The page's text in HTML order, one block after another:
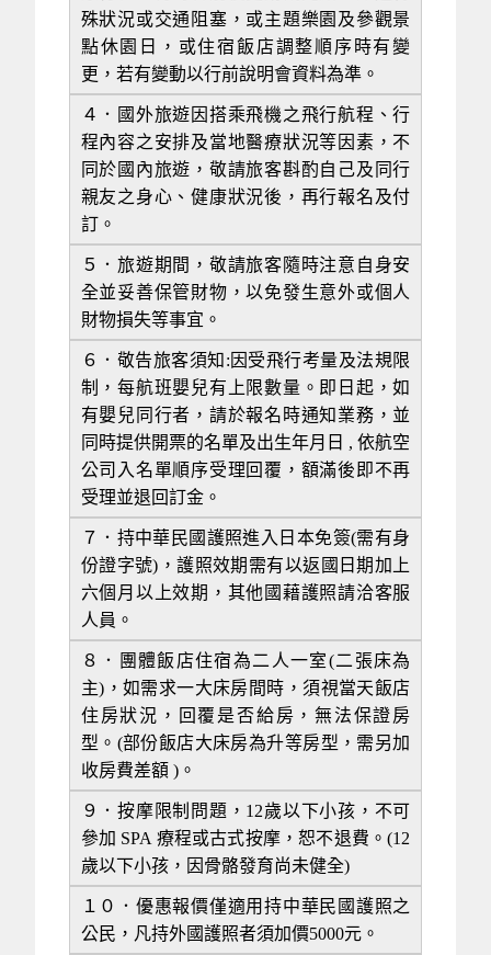
殊狀況或交通阻塞，或主題樂園及參觀景
點休園日，或住宿飯店調整順序時有變
更，若有變動以行前說明會資料為準。
４． 國外旅遊因搭乘飛機之飛行航程、行
程內容之安排及當地醫療狀況等因素，不
同於國內旅遊，敬請旅客斟酌自己及同行
親友之身心、健康狀況後，再行報名及付
訂。
５．旅遊期間，敬請旅客隨時注意自身安
全並妥善保管財物，以免發生意外或個人
財物損失等事宜。
６． 敬告旅客須知:因受飛行考量及法規限
制，每航班嬰兒有上限數量。即日起，如
有嬰兒同行者，請於報名時通知業務，並
同時提供開票的名單及出生年月日 , 依航空
公司入名單順序受理回覆，額滿後即不再
受理並退回訂金。
７． 持中華民國護照進入日本免簽(需有身
份證字號)，護照效期需有以返國日期加上
六個月以上效期，其他國藉護照請洽客服
人員。
８．
團體飯店住宿為二人一室(二張床為
主)，如需求一大床房間時，須視當天飯店
住房狀況，回覆是否給房，無法保證房
型。(部份飯店大床房為升等房型，需另加
收房費差額 )。
９．按摩限制問題，12歲以下小孩，不可
參加 SPA 療程或古式按摩，恕不退費。(12
歲以下小孩，因骨骼發育尚未健全)
１０． 優惠報價僅適用持中華民國護照之
公民，凡持外國護照者須加價5000元。